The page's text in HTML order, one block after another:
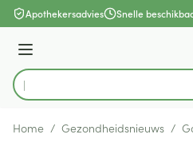
Ga naar de inhoud
Apothekersadvies Snelle
Menu
Product, merk, categorie...
Home / Gezondheidsnieuws /